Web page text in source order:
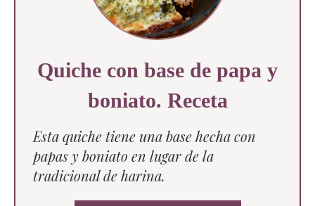
Quiche con base de papa y
boniato. Receta
Esta quiche tiene una base hecha con
papas y boniato en lugar de la
tradicional de harina.